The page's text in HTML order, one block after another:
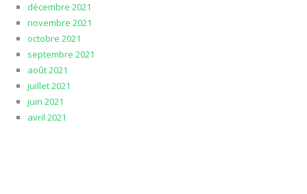
décembre 2021
novembre 2021
octobre 2021
septembre 2021
août 2021
juillet 2021
juin 2021
avril 2021